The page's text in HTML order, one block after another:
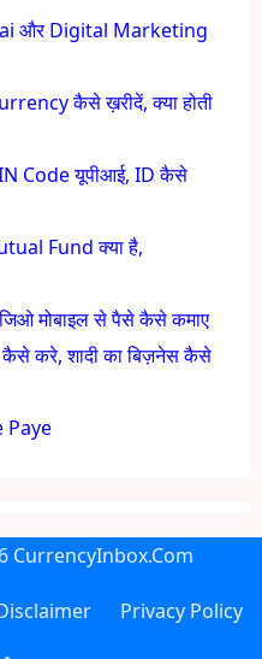
और Digital Marketing
कैसे ख़रीदें, क्या होती
Code यूपीआई, ID कैसे
Fund क्या है,
मोबाइल से पैसे कैसे कमाए
करे, शादी का बिज़नेस कैसे
Paye
CurrencyInbox.Com
Privacy Policy